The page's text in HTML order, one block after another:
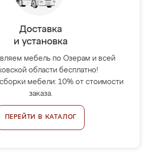
Доставка
и установка
мебель по Озерам и всей
области бесплатно!
мебели: 10% от стоимости
заказа.
ПЕРЕЙТИ В КАТАЛОГ